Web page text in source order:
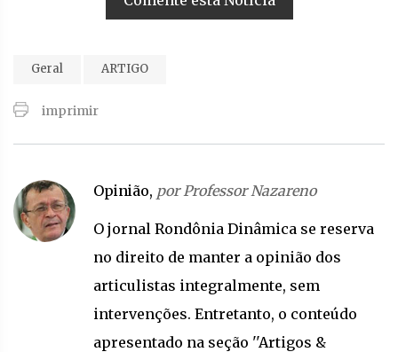
Geral ARTIGO
imprimir
Opinião, por Professor Nazareno
O jornal Rondônia Dinâmica se reserva
no direito de manter a opinião dos
articulistas integralmente, sem
intervenções. Entretanto, o conteúdo
apresentado na seção ''Artigos &